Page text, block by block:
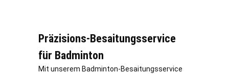
Präzisions-Besaitungsservice
für Badminton
Mit unserem Badminton-Besaitungsservice